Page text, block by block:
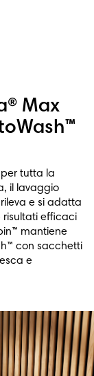
Max
tutta la
il lavaggio
e si adatta
efficaci
mantiene
con sacchetti
e